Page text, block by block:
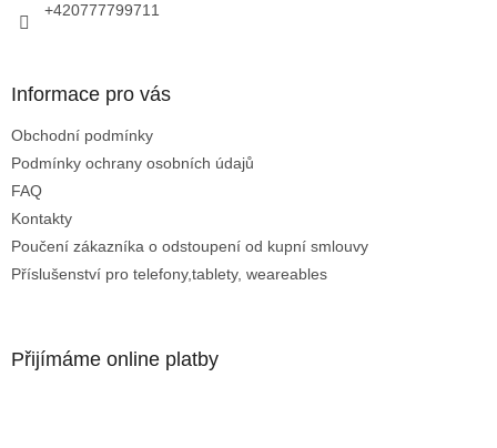
+420777799711
Informace pro vás
Obchodní podmínky
Podmínky ochrany osobních údajů
FAQ
Kontakty
Poučení zákazníka o odstoupení od kupní smlouvy
Příslušenství pro telefony,tablety, weareables
Přijímáme online platby